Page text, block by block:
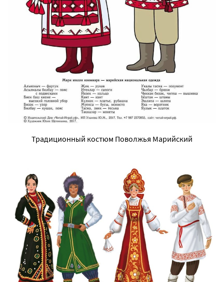
Традиционный костюм Поволжья Марийский